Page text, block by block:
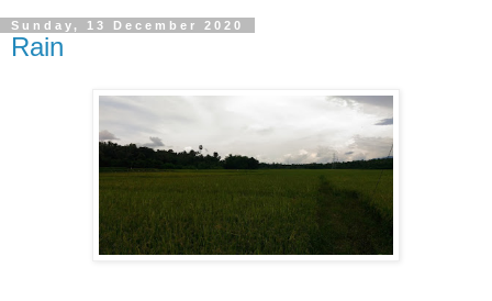
Sunday, 13 December 2020
Rain